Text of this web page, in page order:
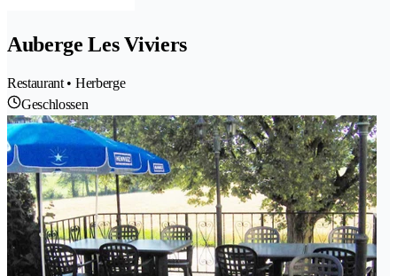
Auberge Les Viviers
Restaurant • Herberge
Geschlossen